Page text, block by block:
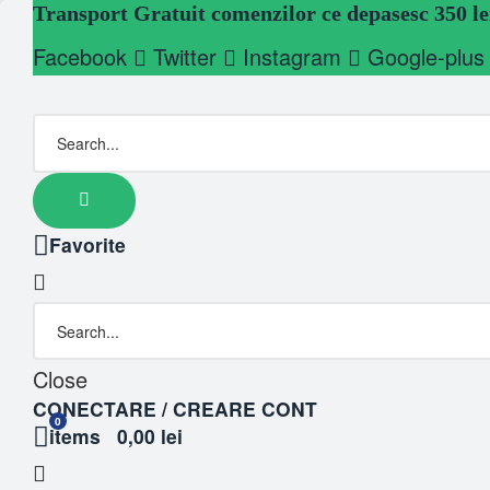
Transport Gratuit comenzilor ce depasesc 350
Facebook Twitter Instagram Google-plus
Favorite
Close
CONECTARE / CREARE CONT
0
items 0,00 lei